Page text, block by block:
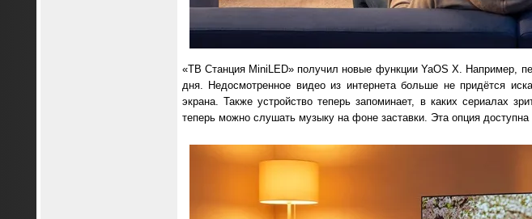
«ТВ Станция MiniLED» получил новые функции YaOS X. Например,
дня. Недосмотренное видео из интернета больше не придётся
экрана. Также устройство теперь запоминает, в каких сериалах
теперь можно слушать музыку на фоне заставки. Эта опция